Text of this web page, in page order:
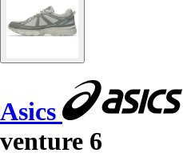
Asics
venture 6